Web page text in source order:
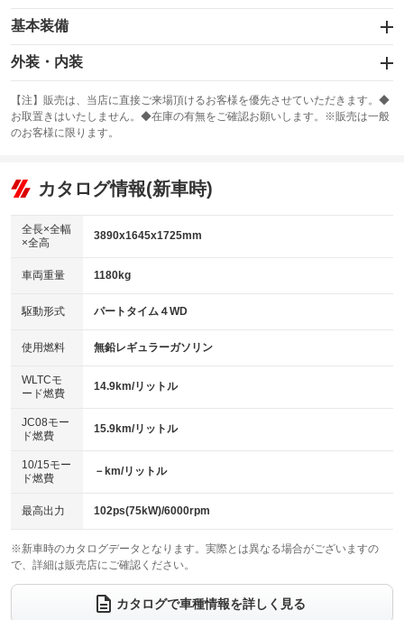
基本装備
エアバッグ：運転席/助手席/サイド
：装備あり
：装備なし
サンルーフ
：装備なし ABS
リフトアップ
：装備なし
：装備あり
パワーウィンドウ
アイドリングストップ
：装備あり
USB入力端子
：装備あり
100V電源
：装備なし
センターデフロック
：装備なし
電動格納ミラー
：装備あり
外装・内装
カーナビ
：装備なし
TV
：装備なし
ビジュアル
：装備なし
：装備なし
革シート
キーレス
HID(キセノンライト)
：装備なし
バックカメラ
：装備あり
エアロ
：装備なし
：装備なし
パワーシート
ベンチシート
：装備なし
チップアップシート
：装備なし
：装備なし ：装備あり
ウォークスルー
：装備なし
電動リアゲート フロントカメラ
：装備なし
【注】販売は、当店に直接ご来場頂けるお客様を優先させていただきます。◆
お取置きはいたしません。◆在庫の有無をご確認お願いします。※販売は一般
のお客様に限ります。
カタログ情報(新車時)
全長×全幅
×全高
3890x1645x1725mm
車両重量 1180kg
駆動形式 パートタイム４WD
使用燃料 無鉛レギュラーガソリン
WLTCモ
ード燃費
14.9km/リットル
JC08モー
ド燃費
15.9km/リットル
10/15モー
ド燃費
－km/リットル
最高出力 102ps(75kW)/6000rpm
※新車時のカタログデータとなります。実際とは異なる場合がございますの
で、詳細は販売店にご確認ください。
カタログで車種情報を詳しく見る